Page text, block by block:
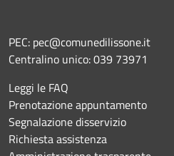
PEC: pec@comunedilissone.it
Centralino unico:039 73971
Leggi le FAQ
Prenotazione appuntamento
Segnalazione disservizio
Richiesta assistenza